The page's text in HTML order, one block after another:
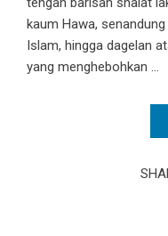
kaum Hawa,
Islam, hingga dagelan
yang menghebohkan ...